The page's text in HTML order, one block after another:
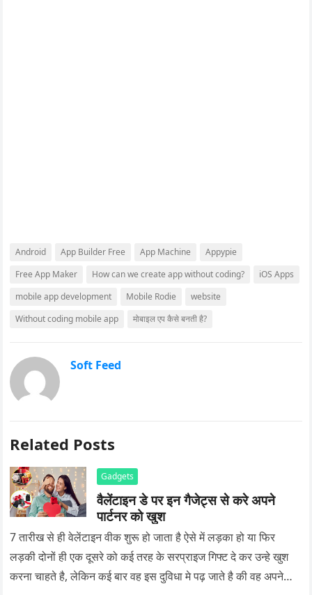
Android App Builder Free App Machine
Appypie
Free App Maker
How can we create app without coding?
iOS Apps
mobile app development
Mobile Rodie
website
Without coding mobile app
मोबाइल एप कैसे बनती है?
Soft Feed
Related Posts
Gadgets
वैलेंटाइन डे पर इन गैजेट्स से करे अपने
पार्टनर को खुश
7 तारीख से ही वेलेंटाइन वीक शुरू हो जाता है ऐसे में लड़का हो या फिर
लड़की दोनों ही एक दूसरे को कई तरह के सरप्राइज गिफ्ट दे कर उन्हे खुश
करना चाहते है, लेकिन कई बार वह इस दुविधा मे पढ़ जाते है की वह अपने